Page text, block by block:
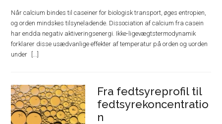
Når calcium bindes til caseiner for biologisk transport, øges entropien,
og orden mindskes tilsyneladende. Dissociation af calcium fra casein
har endda negativ aktiveringsenergi. Ikke-ligevægtstermodynamik
forklarer disse usædvanlige effekter af temperatur på orden og uorden
under
Fra fedtsyreprofil til
fedtsyrekoncentratio
n